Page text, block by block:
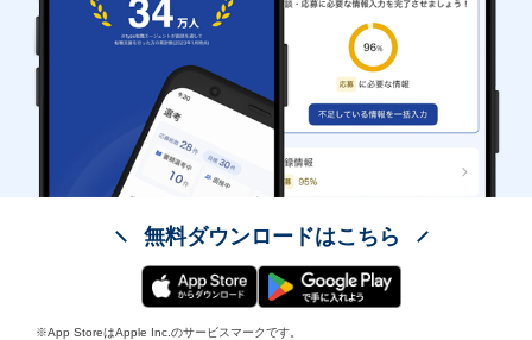
無料ダウンロードはこちら
※App StoreはApple Inc.のサービスマークです。